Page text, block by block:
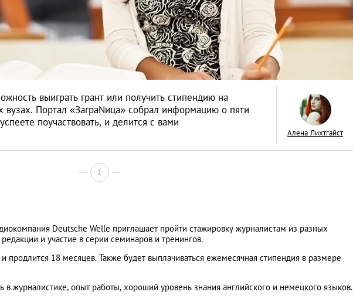
выиграть грант или получить стипендию на
Портал «ЗаграNица» собрал информацию о пяти
поучаствовать, и делится с вами
Алена Лихтгайст
1
Deutsche Welle приглашает пройти стажировку журналистам из разных
и участие в серии семинаров и тренингов.
продлится 18 месяцев. Также будет выплачиваться ежемесячная стипендия в размере
в журналистике, опыт работы, хороший уровень знания английского и немецкого языков.